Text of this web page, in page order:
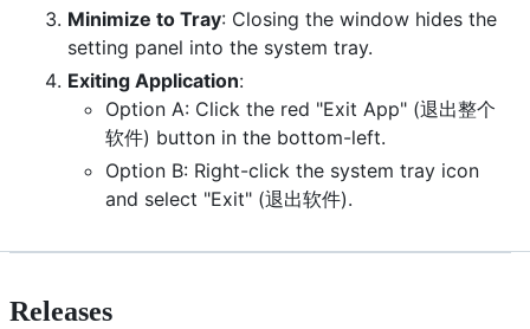
Minimize to Tray: Closing the window hides the
setting panel into the system tray.
Exiting Application:
Option A: Click the red "Exit App" (退出整个
软件) button in the bottom-left.
Option B: Right-click the system tray icon
and select "Exit" (退出软件).
Releases